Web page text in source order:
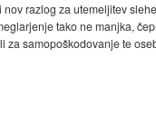
razlog za utemeljitev
tako ne manjka,
za samopoškodovanje te